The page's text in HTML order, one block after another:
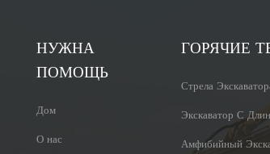
НУЖНА
ПОМОЩЬ
Дом
О нас
ГОРЯЧИЕ
Стрела
Экскаватор С
Амфибийный